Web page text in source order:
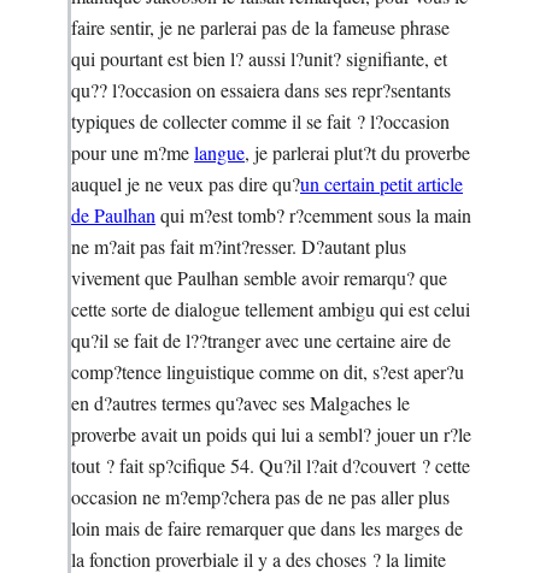
faire sentir, je ne parlerai pas de la fameuse phrase
qui pourtant est bien l? aussi l?unit? signifiante, et
qu?? l?occasion on essaiera dans ses repr?sentants
typiques de collecter comme il se fait ? l?occasion
pour une m?melangue, je parlerai plut?t du proverbe
auquel je ne veux pas dire qu?un certain petit article
de Paulhan qui m?est tomb? r?cemment sous la main
ne m?ait pas fait m?int?resser. D?autant plus
vivement que Paulhan semble avoir remarqu? que
cette sorte de dialogue tellement ambigu qui est celui
qu?il se fait de l??tranger avec une certaine aire de
comp?tence linguistique comme on dit, s?est aper?u
en d?autres termes qu?avec ses Malgaches le
proverbe avait un poids qui lui a sembl? jouer un r?le
tout ? fait sp?cifique 54. Qu?il l?ait d?couvert ? cette
occasion ne m?emp?chera pas de ne pas aller plus
loin mais de faire remarquer que dans les marges de
la fonction proverbiale il y a des choses ? la limite